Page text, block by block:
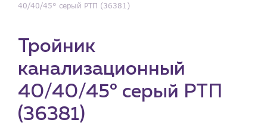
40/40/45° серый РТП (36381)
Тройник
канализационный
40/40/45° серый РТП
(36381)